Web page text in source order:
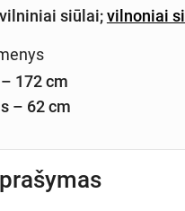
siūlai;vilnoniai
172 cm
– 62 cm